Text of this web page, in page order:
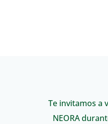
Te invitamos a
NEORA